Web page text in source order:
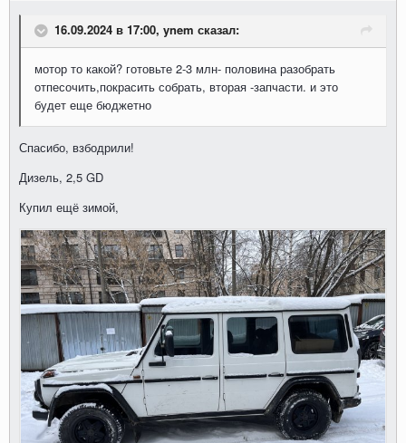
16.09.2024 в 17:00, ynem сказал:
мотор то какой? готовьте 2-3 млн- половина разобрать
отпесочить,покрасить собрать, вторая -запчасти. и это
будет еще бюджетно
Спасибо, взбодрили!
Дизель, 2,5 GD
Купил ещё зимой,